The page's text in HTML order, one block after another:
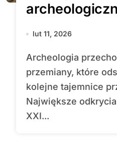
lut 11, 2026
Archeologia przechodzi dynamiczne
przemiany, które
kolejne tajemnice
Największe
XXI...